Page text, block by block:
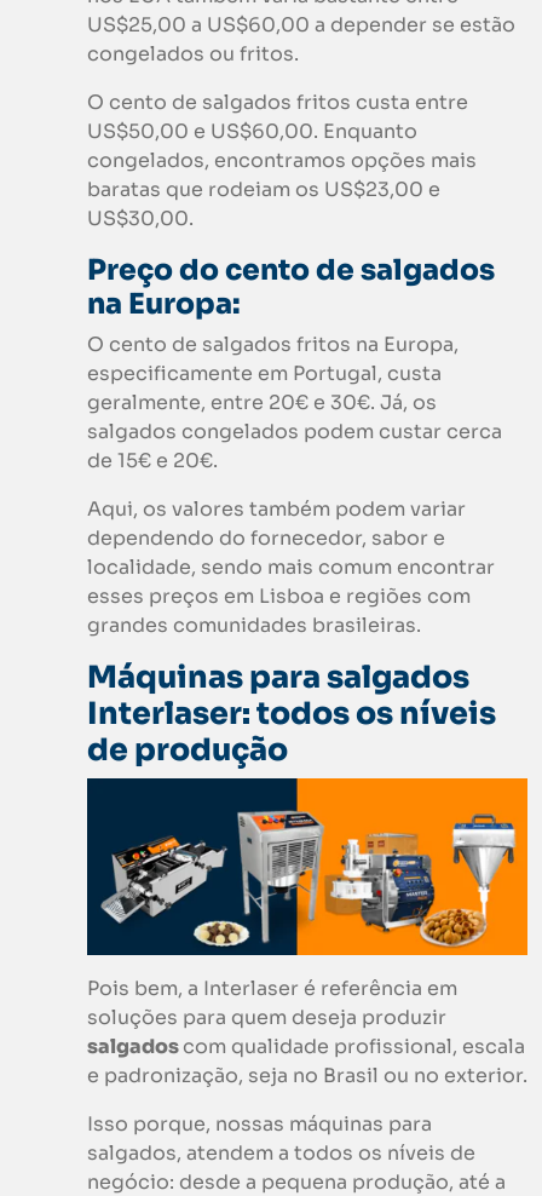
US$25,00 a US$60,00 a depender se estão
congelados ou fritos.
O cento de salgados fritos custa entre
US$50,00 e US$60,00. Enquanto
congelados, encontramos opções mais
baratas que rodeiam os US$23,00 e
US$30,00.
Preço do cento de salgados
na Europa:
O cento de salgados fritos na Europa,
especificamente em Portugal, custa
geralmente, entre 20€ e 30€. Já, os
salgados congelados podem custar cerca
de 15€ e 20€.
Aqui, os valores também podem variar
dependendo do fornecedor, sabor e
localidade, sendo mais comum encontrar
esses preços em Lisboa e regiões com
grandes comunidades brasileiras.
Máquinas para salgados
Interlaser: todos os níveis
de produção
Pois bem, a Interlaser é referência em
soluções para quem deseja produzir
salgadoscom qualidade profissional, escala
e padronização, seja no Brasil ou no exterior.
Isso porque, nossas máquinas para
salgados, atendem a todos os níveis de
negócio: desde a pequena produção, até a